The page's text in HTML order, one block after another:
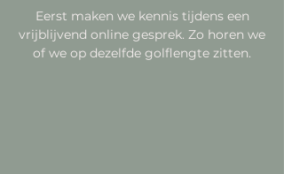
Eerst maken we kennis tijdens een
vrijblijvend online gesprek. Zo horen we
of we op dezelfde golflengte zitten.